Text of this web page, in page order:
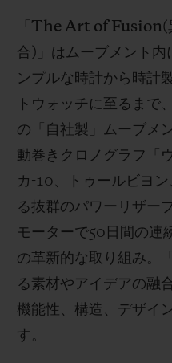
The Art of Fusion(
合) 」はムーブメント
ンプルな時計から時計
トウォッチに至るまで
の「自社製」ムーブメ
動巻きクロノグラフ「
カ -10 、トゥールビヨン
る抜群のパワーリザーブ
モーターで50 日間の連
の革新的な取り組み。「
る素材やアイデアの融
機能性、構造、デザイ
す。